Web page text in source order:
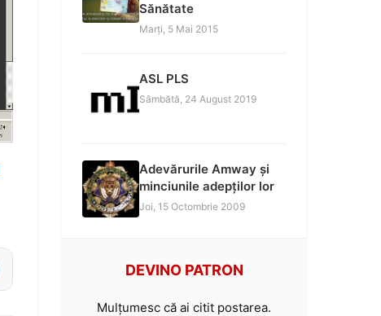
Sănătate
Marți, 5 Mai 2015
ASL PLS
Sâmbătă, 24 August 2019
Adevărurile Amway și
minciunile adepților lor
Joi, 15 Octombrie 2009
DEVINO PATRON
Mulțumesc că ai citit postarea.